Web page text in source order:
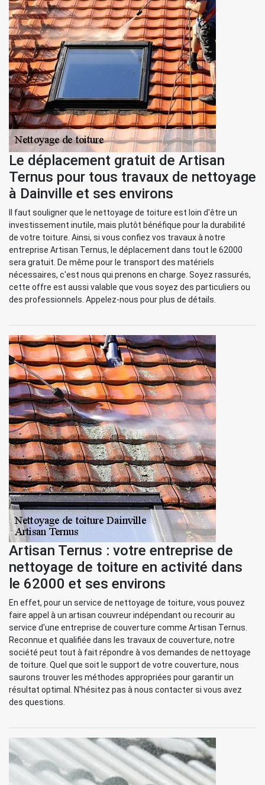
Le déplacement gratuit de Artisan
Ternus pour tous travaux de nettoyage
à Dainville et ses environs
Il faut souligner que le nettoyage de toiture est loin d'être un
investissement inutile, mais plutôt bénéfique pour la durabilité
de votre toiture. Ainsi, si vous confiez vos travaux à notre
entreprise Artisan Ternus, le déplacement dans tout le 62000
sera gratuit. De même pour le transport des matériels
nécessaires, c'est nous qui prenons en charge. Soyez rassurés,
cette offre est aussi valable que vous soyez des particuliers ou
des professionnels. Appelez-nous pour plus de détails.
Artisan Ternus : votre entreprise de
nettoyage de toiture en activité dans
le 62000 et ses environs
En effet, pour un service de nettoyage de toiture, vous pouvez
faire appel à un artisan couvreur indépendant ou recourir au
service d'une entreprise de couverture comme Artisan Ternus.
Reconnue et qualifiée dans les travaux de couverture, notre
société peut tout à fait répondre à vos demandes de nettoyage
de toiture. Quel que soit le support de votre couverture, nous
saurons trouver les méthodes appropriées pour garantir un
résultat optimal. N'hésitez pas à nous contacter si vous avez
des questions.